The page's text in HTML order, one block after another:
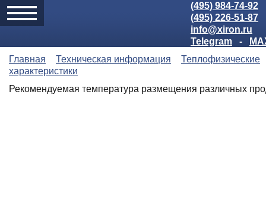
(495) 984-74-92
(495) 226-51-87
info@xiron.ru
Telegram
-
Главная
Техническая информация
Теплофизические
характеристики
Рекомендуемая температура размещения различных